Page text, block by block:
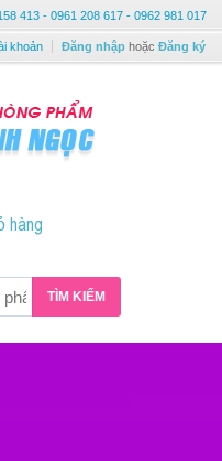
413 - 0961 208 617 - 0962 981 017
khoản Đăng nhập hoặc Đăng ký
hàng
TÌM KIẾM